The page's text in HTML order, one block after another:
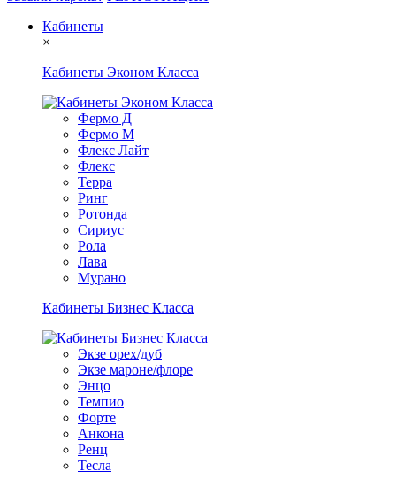
Кабинеты
×
Кабинеты Эконом Класса
Фермо Д
Фермо М
Флекс Лайт
Флекс
Терра
Ринг
Ротонда
Сириус
Рола
Лава
Мурано
Кабинеты Бизнес Класса
Экзе орех/дуб
Экзе мароне/флоре
Энцо
Темпио
Форте
Анкона
Ренц
Тесла